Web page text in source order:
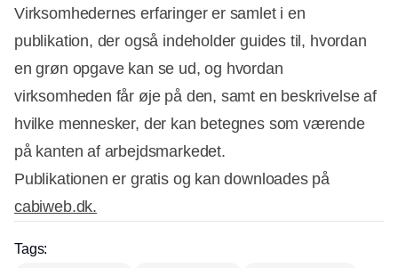
Virksomhedernes erfaringer er samlet i en
publikation, der også indeholder guides til, hvordan
en grøn opgave kan se ud, og hvordan
virksomheden får øje på den, samt en beskrivelse af
hvilke mennesker, der kan betegnes som værende
på kanten af arbejdsmarkedet.
Publikationen er gratis og kan downloades på
cabiweb.dk.
Tags: